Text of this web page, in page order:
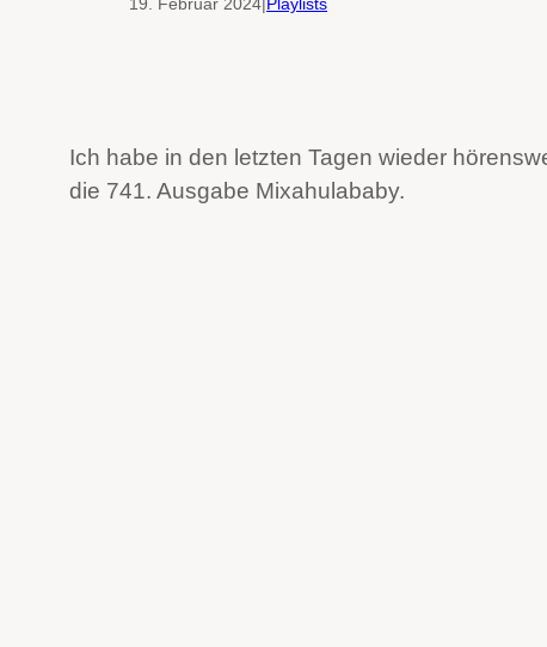
19. Februar 2024|Playlists
Ich habe in den letzten Tagen wieder
die 741. Ausgabe Mixahulababy.